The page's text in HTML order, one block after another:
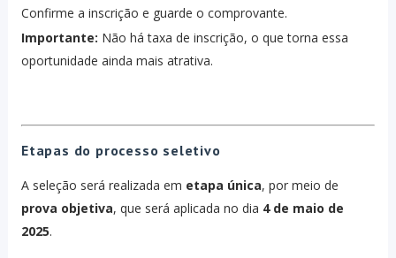
Confirme a inscrição e guarde o comprovante.
Importante: Não há taxa de inscrição, o que torna essa
oportunidade ainda mais atrativa.
Etapas do processo seletivo
A seleção será realizada em etapa única, por meio de
prova objetiva, que será aplicada no dia 4 de maio de
2025.